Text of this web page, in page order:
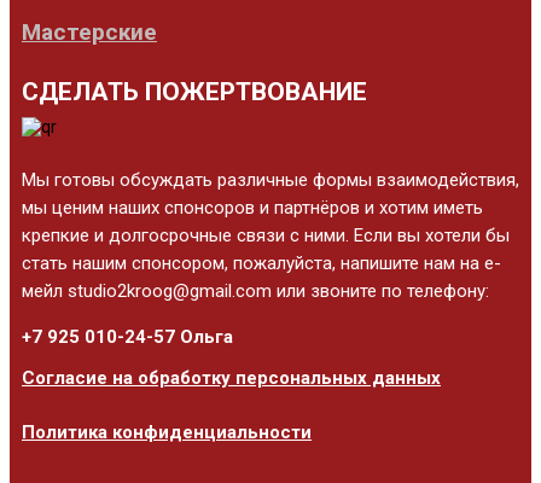
Мастерские
СДЕЛАТЬ ПОЖЕРТВОВАНИЕ
Мы готовы обсуждать различные формы взаимодействия,
мы ценим наших спонсоров и партнёров и хотим иметь
крепкие и долгосрочные связи с ними. Если вы хотели бы
стать нашим спонсором, пожалуйста, напишите нам на е-
мейл studio2kroog@gmail.com или звоните по телефону:
+7 925 010-24-57 Ольга
Согласие на обработку персональных данных
Политика конфиденциальности